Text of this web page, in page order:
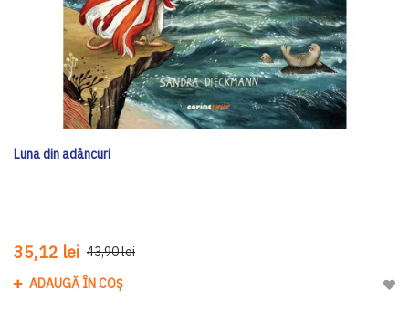
Luna din adâncuri
35,12 lei 43,90 lei
ADAUGĂ ÎN COȘ